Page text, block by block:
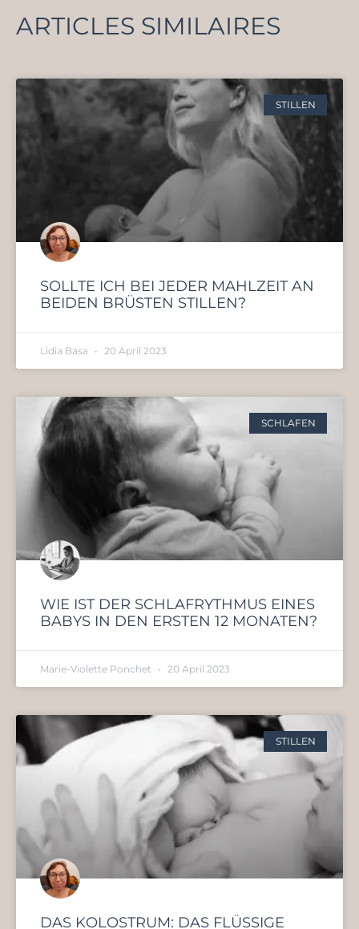
ARTICLES SIMILAIRES
STILLEN
SOLLTE ICH BEI JEDER MAHLZEIT AN
BEIDEN BRÜSTEN STILLEN?
Lidia Basa 20 April 2023
SCHLAFEN
WIE IST DER SCHLAFRYTHMUS EINES
BABYS IN DEN ERSTEN 12 MONATEN?
Marie-Violette Ponchet 20 April 2023
STILLEN
DAS KOLOSTRUM: DAS FLÜSSIGE